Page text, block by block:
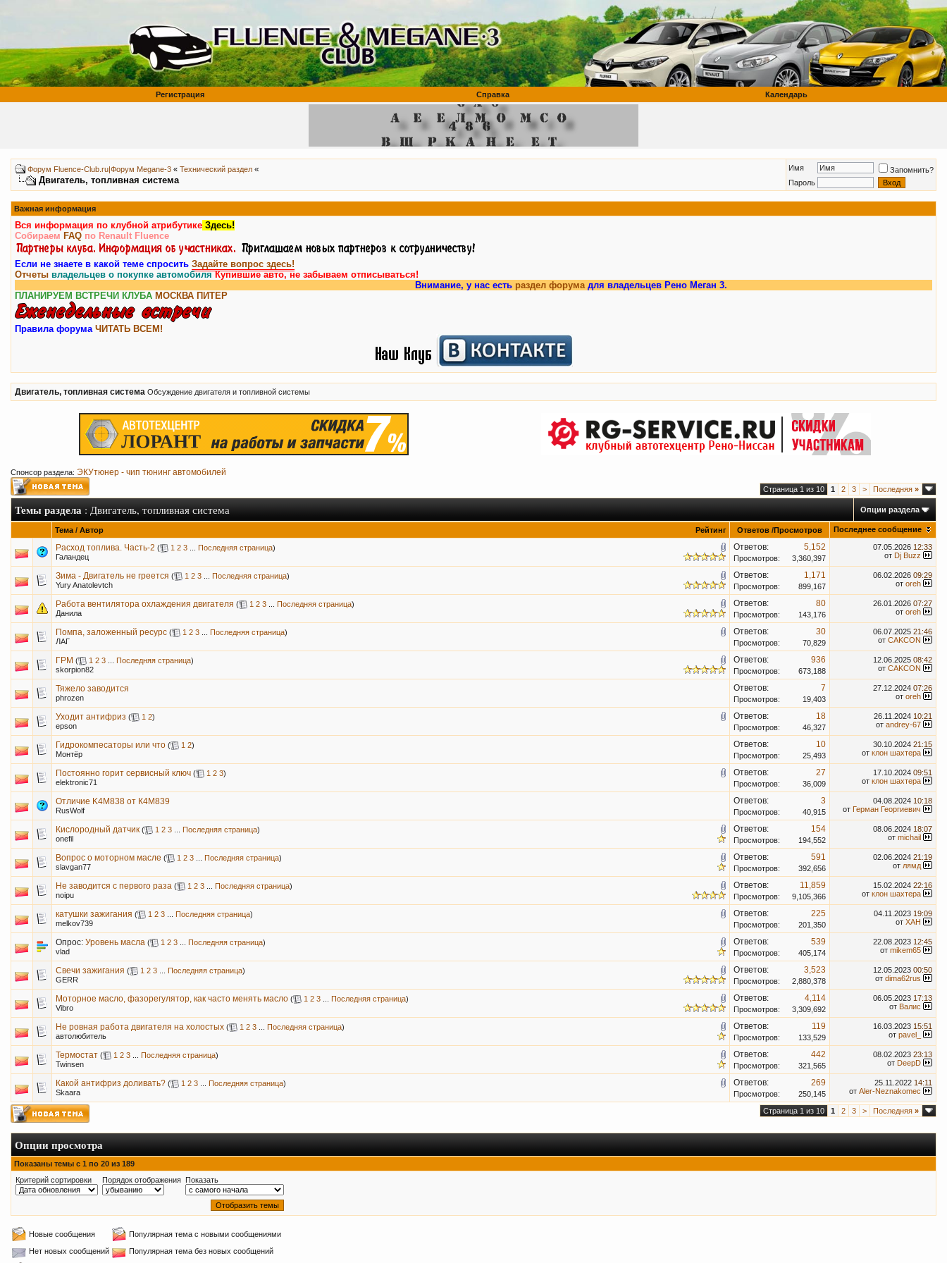
Регистрация Справка Календарь
Форум Fluence-Club.ru|Форум Megane-3 « Технический раздел «
Двигатель, топливная система
Имя
Запомнить?
Пароль
Важная информация
Вся информация по клубной атрибутике Здесь!
Собираем FAQ по Renault Fluence
Если не знаете в какой теме спросить Задайте вопрос здесь!
Отчеты владельцев о покупке автомобиляКупившие авто, не забываем отписываться!
Внимание, у нас естьраздел форумадля владельцев Рено Меган 3.
ПЛАНИРУЕМ ВСТРЕЧИ КЛУБА МОСКВА ПИТЕР
Правила форума ЧИТАТЬ ВСЕМ!
Двигатель, топливная система Обсуждение двигателя и топливной системы
Спонсор раздела: ЭКУтюнер - чип тюнинг автомобилей
Страница 1 из 10 1 2 3 > Последняя »
Темы раздела: Двигатель, топливная система Опции раздела
Рейтинг
Тема / Автор Ответов /Просмотров Последнее сообщение
Расход топлива. Часть-2 ( 1 2 3 Последняя страница)
Галандец
5,152
Ответов:
3,360,397
Просмотров:
07.05.2026 12:33
от Dj Buzz
Зима - Двигатель не греется ( 1 2 3 Последняя страница)
Yury Anatolevtch
1,171
Ответов:
899,167
Просмотров:
06.02.2026 09:29
от oreh
Работа вентилятора охлаждения двигателя ( 1 2 3 Последняя страница)
Данила
80
Ответов:
143,176
Просмотров:
26.01.2026 07:27
от oreh
Помпа, заложенный ресурс ( 1 2 3 Последняя страница)
ЛАГ
30
Ответов:
70,829
Просмотров:
06.07.2025 21:46
от CAKCON
ГРМ ( 1 2 3 Последняя страница)
skorpion82
936
Ответов:
673,188
Просмотров:
12.06.2025 08:42
от CAKCON
Тяжело заводится
phrozen
7
Ответов:
19,403
Просмотров:
27.12.2024 07:26
от oreh
Уходит антифриз ( 1 2)
epson
18
Ответов:
46,327
Просмотров:
26.11.2024 10:21
от andrey-67
Гидрокомпесаторы или что ( 1 2)
Монтёр
10
Ответов:
25,493
Просмотров:
30.10.2024 21:15
от клон шахтера
Постоянно горит сервисный ключ ( 1 2 3)
elektronic71
27
Ответов:
36,009
Просмотров:
17.10.2024 09:51
от клон шахтера
Отличие K4M838 от К4М839
RusWolf
3
Ответов:
40,915
Просмотров:
04.08.2024 10:18
от Герман Георгиевич
Кислородный датчик ( 1 2 3 Последняя страница)
onefil
154
Ответов:
194,552
Просмотров:
08.06.2024 18:07
от michail
Вопрос о моторном масле ( 1 2 3 Последняя страница)
slavgan77
591
Ответов:
392,656
Просмотров:
02.06.2024 21:19
от лямд
Не заводится с первого раза ( 1 2 3 Последняя страница)
noipu
11,859
Ответов:
9,105,366
Просмотров:
15.02.2024 22:16
от клон шахтера
катушки зажигания ( 1 2 3 Последняя страница)
melkov739
225
Ответов:
201,350
Просмотров:
04.11.2023 19:09
от XAH
Опрос: Уровень масла ( 1 2 3 Последняя страница)
vlad
539
Ответов:
405,174
Просмотров:
22.08.2023 12:45
от mikem65
Свечи зажигания ( 1 2 3 Последняя страница)
GERR
3,523
Ответов:
2,880,378
Просмотров:
12.05.2023 00:50
от dima62rus
Моторное масло, фазорегулятор, как часто менять масло ( 1 2 3 Последняя страница)
Vibro
4,114
Ответов:
3,309,692
Просмотров:
06.05.2023 17:13
от Валис
Не ровная работа двигателя на холостых ( 1 2 3 Последняя страница)
автолюбитель
119
Ответов:
133,529
Просмотров:
16.03.2023 15:51
от pavel_
Термостат ( 1 2 3 Последняя страница)
Twinsen
442
Ответов:
321,565
Просмотров:
08.02.2023 23:13
от DeepD
Какой антифриз доливать? ( 1 2 3 Последняя страница)
Skaara
269
Ответов:
250,145
Просмотров:
25.11.2022 14:11
от Aler-Neznakomec
Страница 1 из 10 1 2 3 > Последняя »
Опции просмотра
Показаны темы с 1 по 20 из 189
Критерий сортировки
Порядок отображения Показать
Новые сообщения
Популярная тема с новыми сообщениями
Нет новых сообщений
Популярная тема без новых сообщений